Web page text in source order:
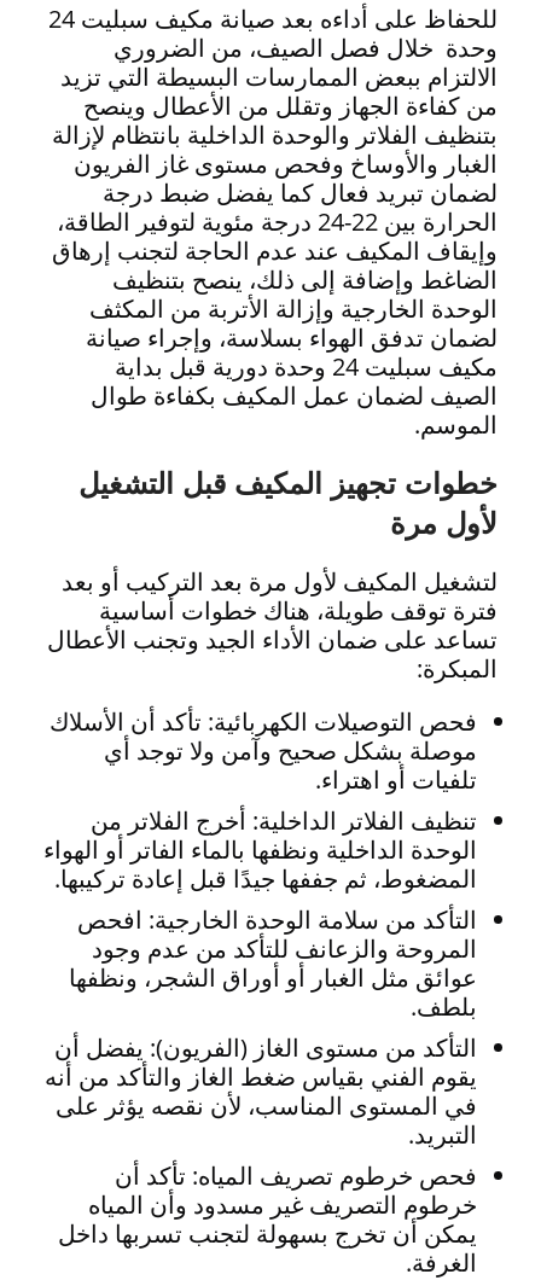
للحفاظ على أداءه بعد صيانة مكيف سبليت 24
وحدة خلال فصل الصيف، من الضروري
الالتزام ببعض الممارسات البسيطة التي تزيد
من كفاءة الجهاز وتقلل من الأعطال وينصح
بتنظيف الفلاتر والوحدة الداخلية بانتظام لإزالة
الغبار والأوساخ وفحص مستوى غاز الفريون
لضمان تبريد فعال كما يفضل ضبط درجة
الحرارة بين 22-24 درجة مئوية لتوفير الطاقة،
وإيقاف المكيف عند عدم الحاجة لتجنب إرهاق
الضاغط وإضافة إلى ذلك، ينصح بتنظيف
الوحدة الخارجية وإزالة الأتربة من المكثف
لضمان تدفق الهواء بسلاسة، وإجراء صيانة
مكيف سبليت 24 وحدة دورية قبل بداية
الصيف لضمان عمل المكيف بكفاءة طوال
الموسم.
خطوات تجهيز المكيف قبل التشغيل
لأول مرة
لتشغيل المكيف لأول مرة بعد التركيب أو بعد
فترة توقف طويلة، هناك خطوات أساسية
تساعد على ضمان الأداء الجيد وتجنب الأعطال
المبكرة:
فحص التوصيلات الكهربائية: تأكد أن الأسلاك
موصلة بشكل صحيح وآمن ولا توجد أي
تلفيات أو اهتراء.
تنظيف الفلاتر الداخلية: أخرج الفلاتر من
الوحدة الداخلية ونظفها بالماء الفاتر أو الهواء
المضغوط، ثم جففها جيدًا قبل إعادة تركيبها.
التأكد من سلامة الوحدة الخارجية: افحص
المروحة والزعانف للتأكد من عدم وجود
عوائق مثل الغبار أو أوراق الشجر، ونظفها
بلطف.
التأكد من مستوى الغاز (الفريون): يفضل أن
يقوم الفني بقياس ضغط الغاز والتأكد من أنه
في المستوى المناسب، لأن نقصه يؤثر على
التبريد.
فحص خرطوم تصريف المياه: تأكد أن
خرطوم التصريف غير مسدود وأن المياه
يمكن أن تخرج بسهولة لتجنب تسربها داخل
الغرفة.